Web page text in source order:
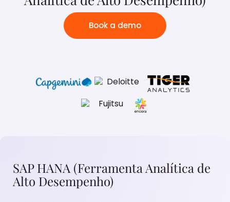
Book a demo
SAP HANA (Ferramenta Analítica de
Alto Desempenho)